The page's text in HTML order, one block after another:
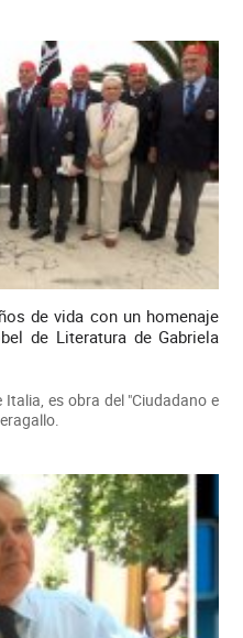
de vida con un homenaje
de Literatura de Gabriela
es obra del "Ciudadano e